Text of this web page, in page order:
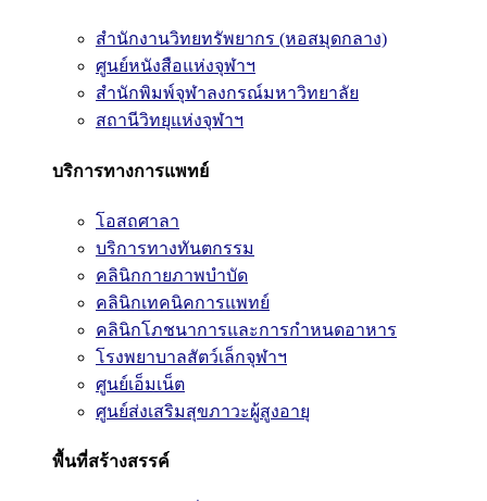
สำนักงานวิทยทรัพยากร (หอสมุดกลาง)
ศูนย์หนังสือแห่งจุฬาฯ
สำนักพิมพ์จุฬาลงกรณ์มหาวิทยาลัย
สถานีวิทยุแห่งจุฬาฯ
บริการทางการแพทย์
โอสถศาลา
บริการทางทันตกรรม
คลินิกกายภาพบำบัด
คลินิกเทคนิคการแพทย์
คลินิกโภชนาการและการกำหนดอาหาร
โรงพยาบาลสัตว์เล็กจุฬาฯ
ศูนย์เอ็มเน็ต
ศูนย์ส่งเสริมสุขภาวะผู้สูงอายุ
พื้นที่สร้างสรรค์